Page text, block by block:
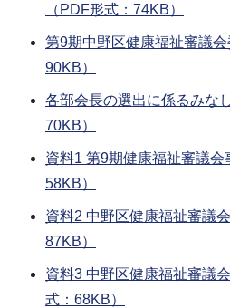
（PDF形式：74KB）
第9期中野区健康福祉審議会
90KB）
各部会長の選出に係るみな
70KB）
資料1 第9期健康福祉審議会
58KB）
資料2 中野区健康福祉審議
87KB）
資料3 中野区健康福祉審議
式：68KB）